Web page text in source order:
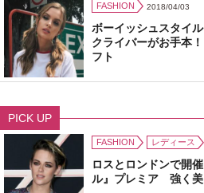
FASHION 2018/04/03
ボーイッシュスタイ
クライバーがお手本
フト
PICK UP
FASHION レディース
ロスとロンドンで開
ル』プレミア 強く美